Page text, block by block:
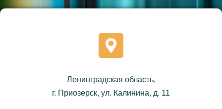
Ленинградская область,
г. Приозерск, ул. Калинина, д. 11